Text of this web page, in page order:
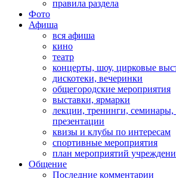
правила раздела
Фото
Афиша
вся афиша
кино
театр
концерты, шоу, цирковые
дискотеки, вечеринки
общегородские мероприятия
выставки, ярмарки
лекции, тренинги, семинары,
презентации
квизы и клубы по интересам
спортивные мероприятия
план мероприятий
Общение
Последние комментарии